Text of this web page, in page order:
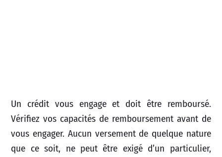
Un crédit vous engage et doit être remboursé.
Vérifiez vos capacités de remboursement avant de
vous engager. Aucun versement de quelque nature
que ce soit, ne peut être exigé d’un particulier,